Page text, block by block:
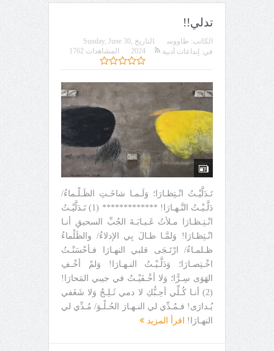
تدلي!!
الكاتب: طاووس التاريخ Sunday, June 30,
2024
في: إبداعات أدبية المشاهدات 1762
تَـدَلَّيْـتُ انْـتِظـارَا؛ وَلَـمـا شاخَـتِ الظَـلْـماءُ/
دَلَّـيْـتُ النَّـهـارَا! ************* (1) تَـدَلَّيْـتُ
انْـتِـظـارَا مـلأتُ غَـيـابَـةَ الجُبِّ السحيقِ أنـا
انْـتِظـارَا! وَلمَّـا طـالَ بِي الإدلاءُ/ والظَلْماءُ
ظـلمـاءُ/ ارْتَـجَى قلبي النهـارَا فـأحْسَنْـتُ
اخْـتِصـارَا؛ وَدَلَّـيْـتُ النـهـارَا! وَلمْ أخْـفِ
الهَوَى سِـرًّا؛ وَلا أخْـفَيْـتُ في جيبي المَحارَا!
(2) أنـا كُـلِّي أحِـبُّكِ لا دمي ثَـلِـجٌ وَلا شَغَفي
يُـدارَى! فـمُـدِّي لي النـهـارَ الحُـلْـوَ/ مُـدِّي لي
النهـارَا! اقرأ المزيد